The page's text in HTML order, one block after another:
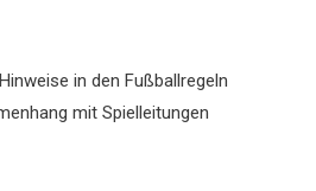
in den Fußballregeln
mit Spielleitungen